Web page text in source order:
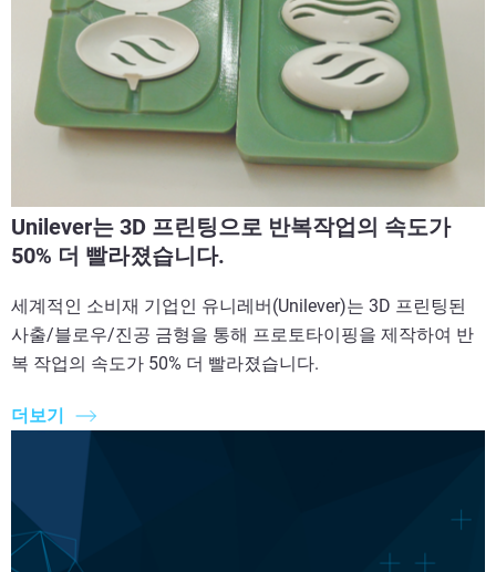
Unilever는 3D 프린팅으로 반복작업의 속도가
50% 더 빨라졌습니다.
세계적인 소비재 기업인 유니레버(Unilever)는 3D 프린팅된
사출/블로우/진공 금형을 통해 프로토타이핑을 제작하여 반
복 작업의 속도가 50% 더 빨라졌습니다.
더보기